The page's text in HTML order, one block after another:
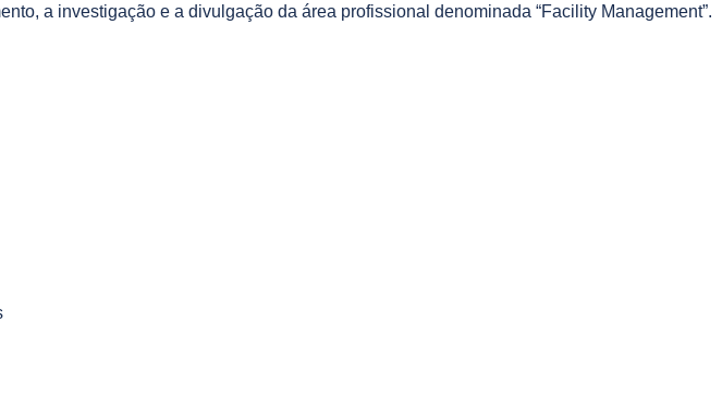
a investigação e a divulgação da área profissional denominada “Facility Management”.